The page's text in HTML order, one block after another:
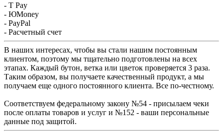
- T Pay
- ЮMoney
- PayPal
- Расчетный счет
В наших интересах, чтобы вы стали нашим постоянным
клиентом, поэтому мы тщательно подготовлены на всех
этапах. Каждый бутон, ветка или цветок проверяется 3 раза.
Таким образом, вы получаете качественный продукт, а мы
получаем еще одного постоянного клиента. Все по-честному.
Соответствуем федеральному закону №54 - присылаем чеки
после оплаты товаров и услуг и №152 - ваши персональные
данные под защитой.